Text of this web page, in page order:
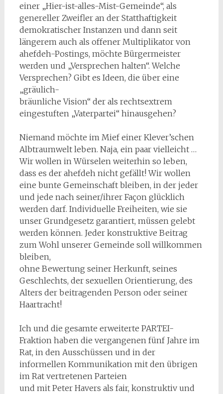
einer „Hier-ist-alles-Mist-Gemeinde“, als
genereller Zweifler an der Statthaftigkeit
demokratischer Instanzen und dann seit
längerem auch als offener Multiplikator von
ahefdeh-Postings, möchte Bürgermeister
werden und „Versprechen halten“. Welche
Versprechen? Gibt es Ideen, die über eine
„gräulich-
bräunliche Vision“ der als rechtsextrem
eingestuften „Vaterpartei“ hinausgehen?
Niemand möchte im Mief einer Klever’schen
Albtraumwelt leben. Naja, ein paar vielleicht …
Wir wollen in Würselen weiterhin so leben,
dass es der ahefdeh nicht gefällt! Wir wollen
eine bunte Gemeinschaft bleiben, in der jeder
und jede nach seiner/ihrer Façon glücklich
werden darf. Individuelle Freiheiten, wie sie
unser Grundgesetz garantiert, müssen gelebt
werden können. Jeder konstruktive Beitrag
zum Wohl unserer Gemeinde soll willkommen
bleiben,
ohne Bewertung seiner Herkunft, seines
Geschlechts, der sexuellen Orientierung, des
Alters der beitragenden Person oder seiner
Haartracht!
Ich und die gesamte erweiterte PARTEI-
Fraktion haben die vergangenen fünf Jahre im
Rat, in den Ausschüssen und in der
informellen Kommunikation mit den übrigen
im Rat vertretenen Parteien
und mit Peter Havers als fair, konstruktiv und